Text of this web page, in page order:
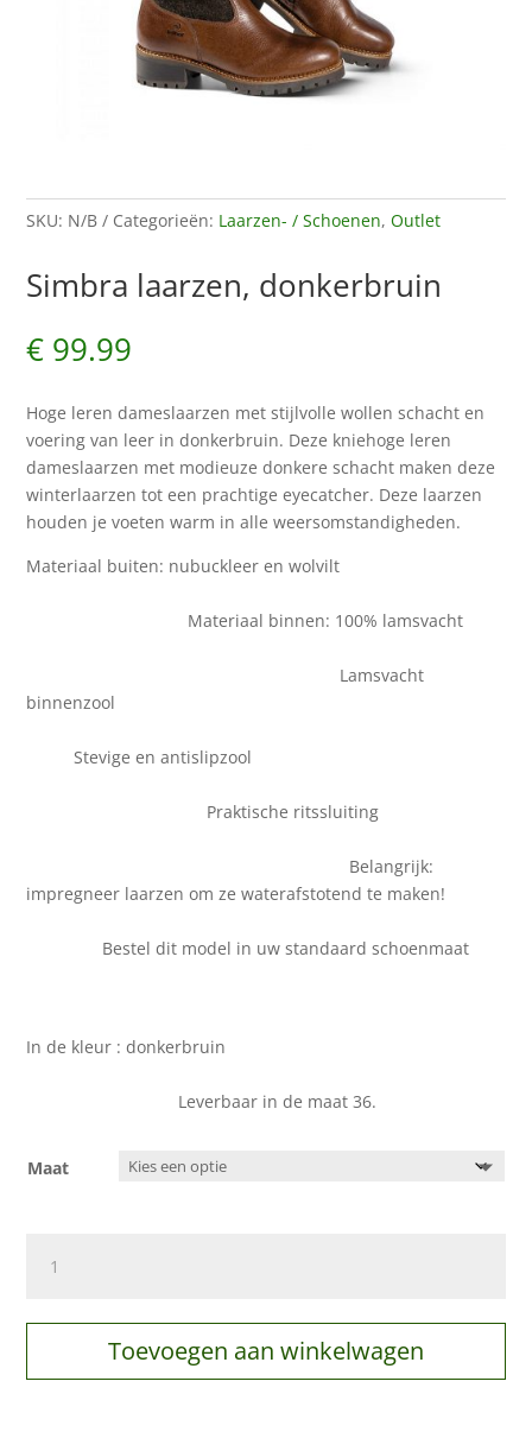
SKU: N/B Categorieën: Laarzen- / Schoenen,Outlet
Simbra laarzen, donkerbruin
€ 99.99
Hoge leren dameslaarzen met stijlvolle wollen schacht en
voering van leer in donkerbruin. Deze kniehoge leren
dameslaarzen met modieuze donkere schacht maken deze
winterlaarzen tot een prachtige eyecatcher. Deze laarzen
houden je voeten warm in alle weersomstandigheden.
Materiaal buiten: nubuckleer en wolvilt
Materiaal binnen: 100% lamsvacht
Lamsvacht
binnenzool
Stevige en antislipzool
Praktische ritssluiting
Belangrijk:
impregneer laarzen om ze waterafstotend te maken!
Bestel dit model in uw standaard schoenmaat
In de kleur : donkerbruin
Leverbaar in de maat 36.
Maat
laarzen,
aantal
Toevoegen aan winkelwagen